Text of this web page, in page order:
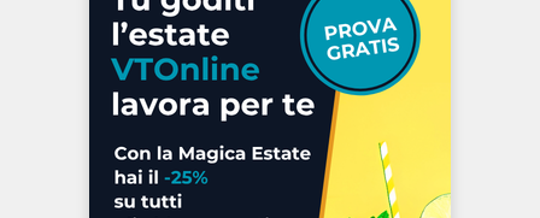
Chi siamo
Commenti e segnalazioni
Contattaci